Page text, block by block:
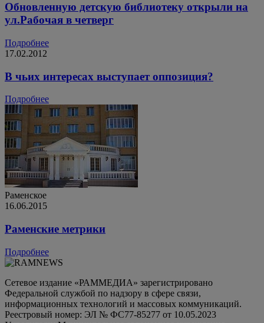
Обновленную детскую библиотеку открыли на
ул.Рабочая в четверг
Подробнее
17.02.2012
В чьих интересах выступает оппозиция?
Подробнее
Раменское
16.06.2015
Раменские метрики
Подробнее
Сетевое издание «РАММЕДИА» зарегистрировано
Федеральной службой по надзору в сфере связи,
информационных технологий и массовых коммуникаций.
Реестровый номер: ЭЛ № ФС77-85277 от 10.05.2023